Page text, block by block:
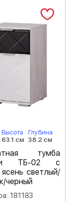
Высота
63.1 см
Глубина
38.2 см
тумба
ТБ-02 с
светлый/
черный
181183